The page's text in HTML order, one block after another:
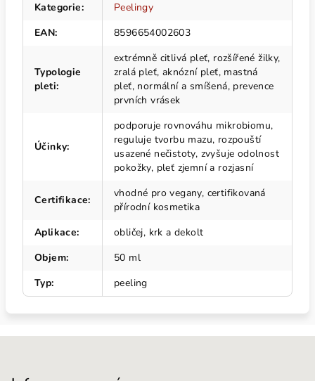
Kategorie:
Peelingy
EAN: 8596654002603
Typologie
pleti:
extrémně citlivá pleť, rozšířené žilky,
zralá pleť, aknózní pleť, mastná
pleť, normální a smíšená, prevence
prvních vrásek
Účinky:
podporuje rovnováhu mikrobiomu,
reguluje tvorbu mazu, rozpouští
usazené nečistoty, zvyšuje odolnost
pokožky, pleť zjemní a rozjasní
Certifikace:
vhodné pro vegany, certifikovaná
přírodní kosmetika
Aplikace:
obličej, krk a dekolt
Objem:
50 ml
Typ: peeling